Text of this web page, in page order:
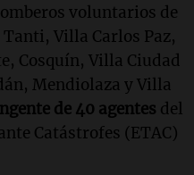
voluntarios de
Villa Carlos Paz,
Cosquín, Villa Ciudad
Mendiolaza y Villa
de 40 agentes del
Catástrofes (ETAC)